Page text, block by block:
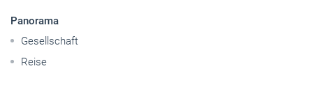
Panorama
Gesellschaft
Reise